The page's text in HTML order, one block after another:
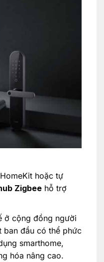
hoặc tự
Zigbeehỗ trợ
ở cộng đồng người
ban đầu có thể phức
smarthome,
hóa nâng cao.